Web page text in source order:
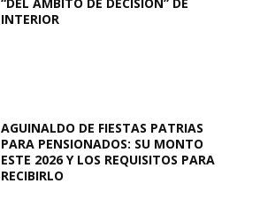
INTERIOR
AGUINALDO DE FIESTAS PATRIAS
PARA PENSIONADOS: SU MONTO
ESTE 2026 Y LOS REQUISITOS PARA
RECIBIRLO